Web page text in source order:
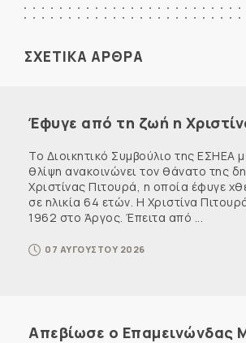
ΣΧΕΤΙΚΑ ΑΡΘΡΑ
Έφυγε από τη ζωή η
Το Διοικητικό Συμβούλιο της ΕΣΗΕΑ
θλίψη ανακοινώνει τον θάνατο της
Χριστίνας Πιτουρά, η οποία έφυγε
σε ηλικία 64 ετών. Η Χριστίνα
1962 στο Άργος. Έπειτα από ...
07 ΑΥΓΟΥΣΤΟΥ 2026
Απεβίωσε ο Επαμεινώνδας